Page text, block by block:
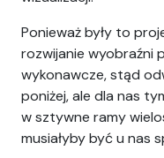
Ponieważ były to
rozwijanie wyobraźni
wykonawcze, stąd
poniżej, ale dla nas
w sztywne ramy
musiałyby być u nas